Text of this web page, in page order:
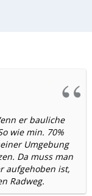
er bauliche
wie min. 70%
Umgebung
Da muss man
aufgehoben ist,
Radweg.